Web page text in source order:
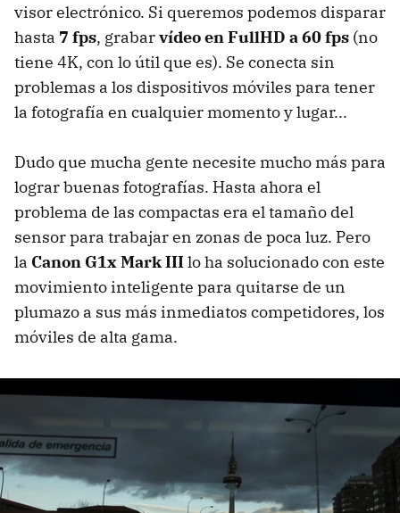
visor electrónico. Si queremos podemos disparar
hasta 7 fps, grabarvídeo en FullHD a 60 fps (no
tiene 4K, con lo útil que es). Se conecta sin
problemas a los dispositivos móviles para tener
la fotografía en cualquier momento y lugar...
Dudo que mucha gente necesite mucho más para
lograr buenas fotografías. Hasta ahora el
problema de las compactas era el tamaño del
sensor para trabajar en zonas de poca luz. Pero
la Canon G1x Mark IIIlo ha solucionado con este
movimiento inteligente para quitarse de un
plumazo a sus más inmediatos competidores, los
móviles de alta gama.